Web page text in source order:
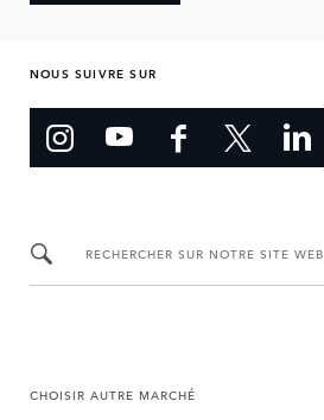
NOUS SUIVRE SUR
RECHERCHER SUR NOTRE SITE WEB
CHOISIR AUTRE MARCHÉ